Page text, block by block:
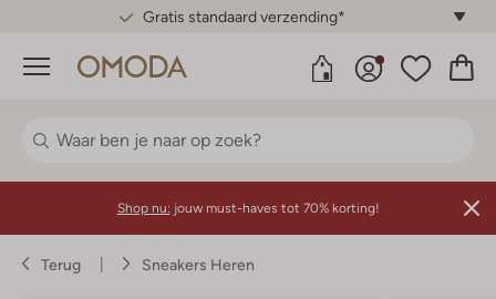
Gratis standaard verzending*
Menu
Shop nu: jouw must-haves tot 70% korting!
Terug Sneakers Heren